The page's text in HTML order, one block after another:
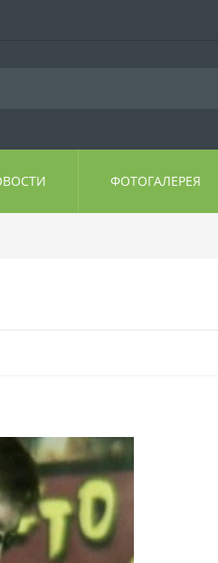
ФОТОГАЛЕРЕЯ